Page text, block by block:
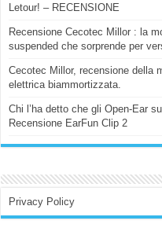
Letour! – RECENSIONE
Recensione Cecotec Millor : la
suspended che sorprende per
Cecotec Millor, recensione della
elettrica biammortizzata.
Chi l’ha detto che gli Open-Ear
Recensione EarFun Clip 2
Privacy Policy